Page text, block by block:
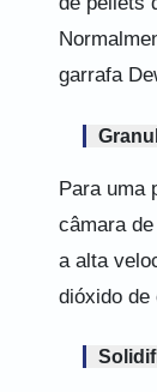
garrafa
Para uma
câmara
a alta
dióxido de